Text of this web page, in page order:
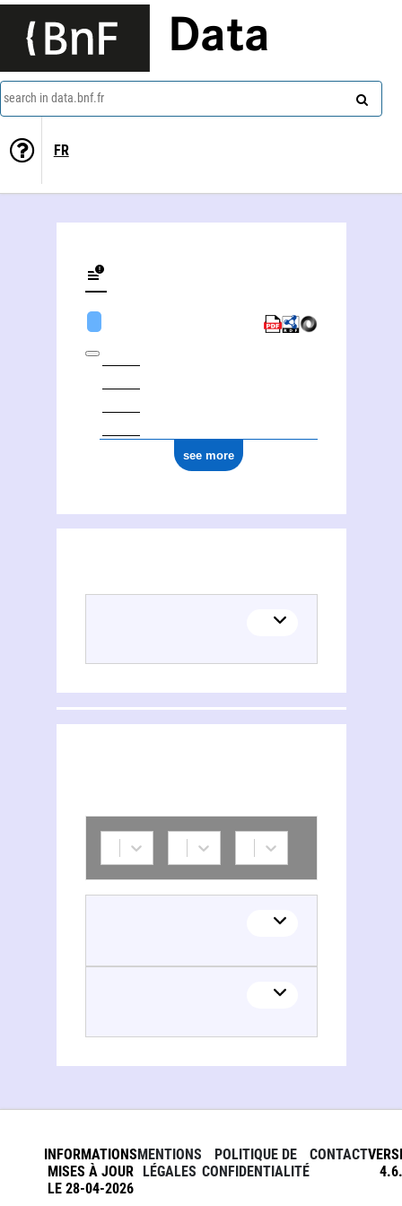
Data
search in data.bnf.fr
FR
see more
INFORMATIONS
MISES À JOUR
LE 28-04-2026
MENTIONS
LÉGALES
POLITIQUE DE
CONFIDENTIALITÉ
CONTACT